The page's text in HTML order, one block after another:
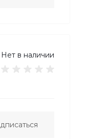
Нет в наличии